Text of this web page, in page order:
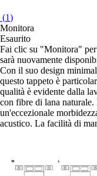
(1)
Monitora
Esaurito
Fai clic su "Monitora"
sarà nuovamente
Con il suo design
questo tappeto è
qualità è evidente dalla
con fibre di lana
un'eccezionale
acustico. La facilità di